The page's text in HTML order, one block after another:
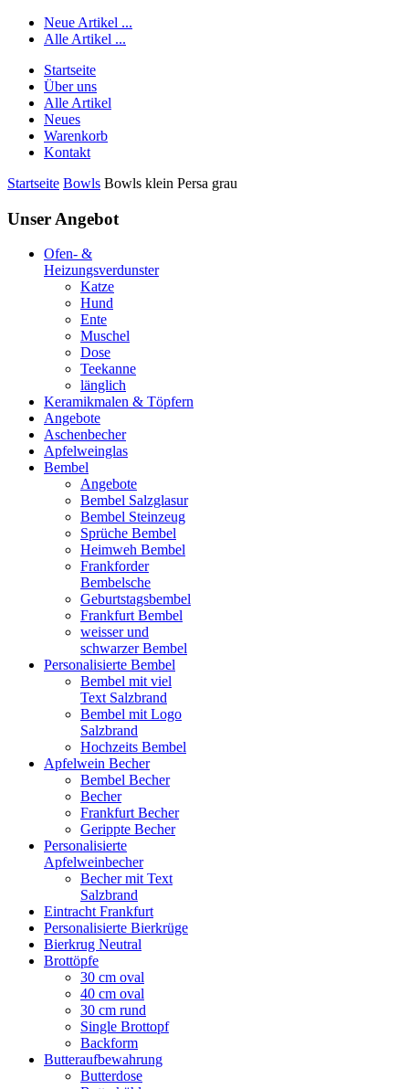
Neue Artikel ...
Alle Artikel ...
Startseite
Über uns
Alle Artikel
Neues
Warenkorb
Kontakt
Startseite Bowls Bowls klein Persa grau
Unser Angebot
Ofen- &
Heizungsverdunster
Katze
Hund
Ente
Muschel
Dose
Teekanne
länglich
Keramikmalen & Töpfern
Angebote
Aschenbecher
Apfelweinglas
Bembel
Angebote
Bembel Salzglasur
Bembel Steinzeug
Sprüche Bembel
Heimweh Bembel
Frankforder
Bembelsche
Geburtstagsbembel
Frankfurt Bembel
weisser und
schwarzer Bembel
Personalisierte Bembel
Bembel mit viel
Text Salzbrand
Bembel mit Logo
Salzbrand
Hochzeits Bembel
Apfelwein Becher
Bembel Becher
Becher
Frankfurt Becher
Gerippte Becher
Personalisierte
Apfelweinbecher
Becher mit Text
Salzbrand
Eintracht Frankfurt
Personalisierte Bierkrüge
Bierkrug Neutral
Brottöpfe
30 cm oval
40 cm oval
30 cm rund
Single Brottopf
Backform
Butteraufbewahrung
Butterdose